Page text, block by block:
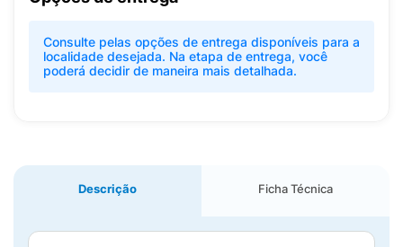
Consulte pelas opções de entrega disponíveis para a
localidade desejada. Na etapa de entrega, você
poderá decidir de maneira mais detalhada.
Descrição Ficha Técnica